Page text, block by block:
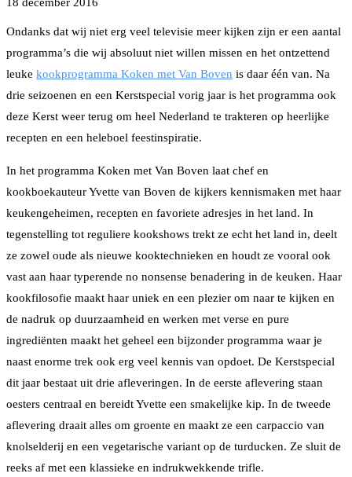
18 december 2016
Ondanks dat wij niet erg veel televisie meer kijken zijn er een aantal
programma’s die wij absoluut niet willen missen en het ontzettend
leuke kookprogramma Koken met Van Boven is daar één van. Na
drie seizoenen en een Kerstspecial vorig jaar is het programma ook
deze Kerst weer terug om heel Nederland te trakteren op heerlijke
recepten en een heleboel feestinspiratie.
In het programma Koken met Van Boven laat chef en
kookboekauteur Yvette van Boven de kijkers kennismaken met haar
keukengeheimen, recepten en favoriete adresjes in het land. In
tegenstelling tot reguliere kookshows trekt ze echt het land in, deelt
ze zowel oude als nieuwe kooktechnieken en houdt ze vooral ook
vast aan haar typerende no nonsense benadering in de keuken. Haar
kookfilosofie maakt haar uniek en een plezier om naar te kijken en
de nadruk op duurzaamheid en werken met verse en pure
ingrediënten maakt het geheel een bijzonder programma waar je
naast enorme trek ook erg veel kennis van opdoet. De Kerstspecial
dit jaar bestaat uit drie afleveringen. In de eerste aflevering staan
oesters centraal en bereidt Yvette een smakelijke kip. In de tweede
aflevering draait alles om groente en maakt ze een carpaccio van
knolselderij en een vegetarische variant op de turducken. Ze sluit de
reeks af met een klassieke en indrukwekkende trifle.